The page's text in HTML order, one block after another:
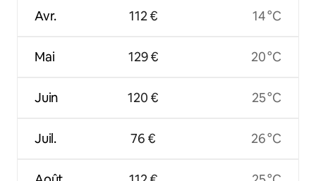
Avr.
Mai
Juin
Juil.
112 €
129 €
120 €
76 €
14 °C
20 °C
25 °C
26 °C